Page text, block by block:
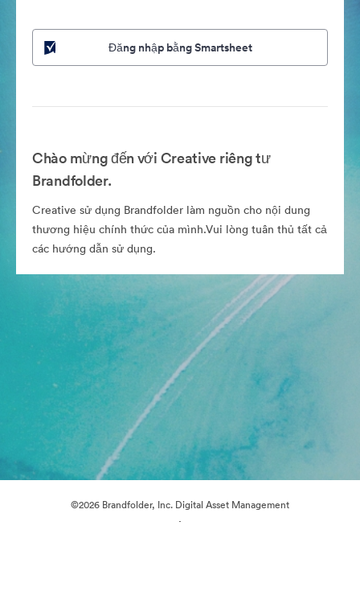
Đăng nhập bằng Smartsheet
Chào mừng đến với Creative riêng tư
Brandfolder.
Creative sử dụng Brandfolder làm nguồn cho nội dung
thương hiệu chính thức của mình.Vui lòng tuân thủ tất cả
các hướng dẫn sử dụng.
©2026 Brandfolder, Inc. Digital Asset Management
·